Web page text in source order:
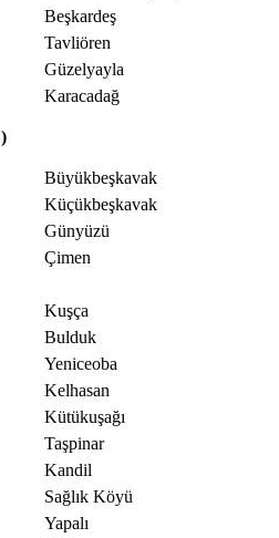
Beşkardeş
Tavliören
Güzelyayla
Karacadağ
Büyükbeşkavak
Küçükbeşkavak
Günyüzü
Çimen
Kuşça
Bulduk
Yeniceoba
Kelhasan
Kütükuşağı
Taşpinar
Kandil
Sağlık Köyü
Yapalı